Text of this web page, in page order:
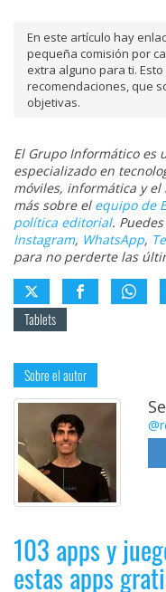
En este artículo hay
pequeña comisión por
extra alguno para ti.
recomendaciones, que
objetivas.
El Grupo Informático es
especializado en
móviles, informática y el
más sobre el equipo de
política editorial.
Instagram, WhatsApp,
para no perderte las
Tablets
Sobre el autor
103 apps y
estas apps